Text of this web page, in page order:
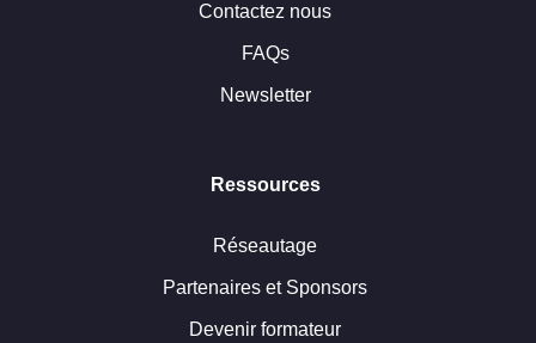
Contactez nous
FAQs
Newsletter
Ressources
Réseautage
Partenaires et Sponsors
Devenir formateur